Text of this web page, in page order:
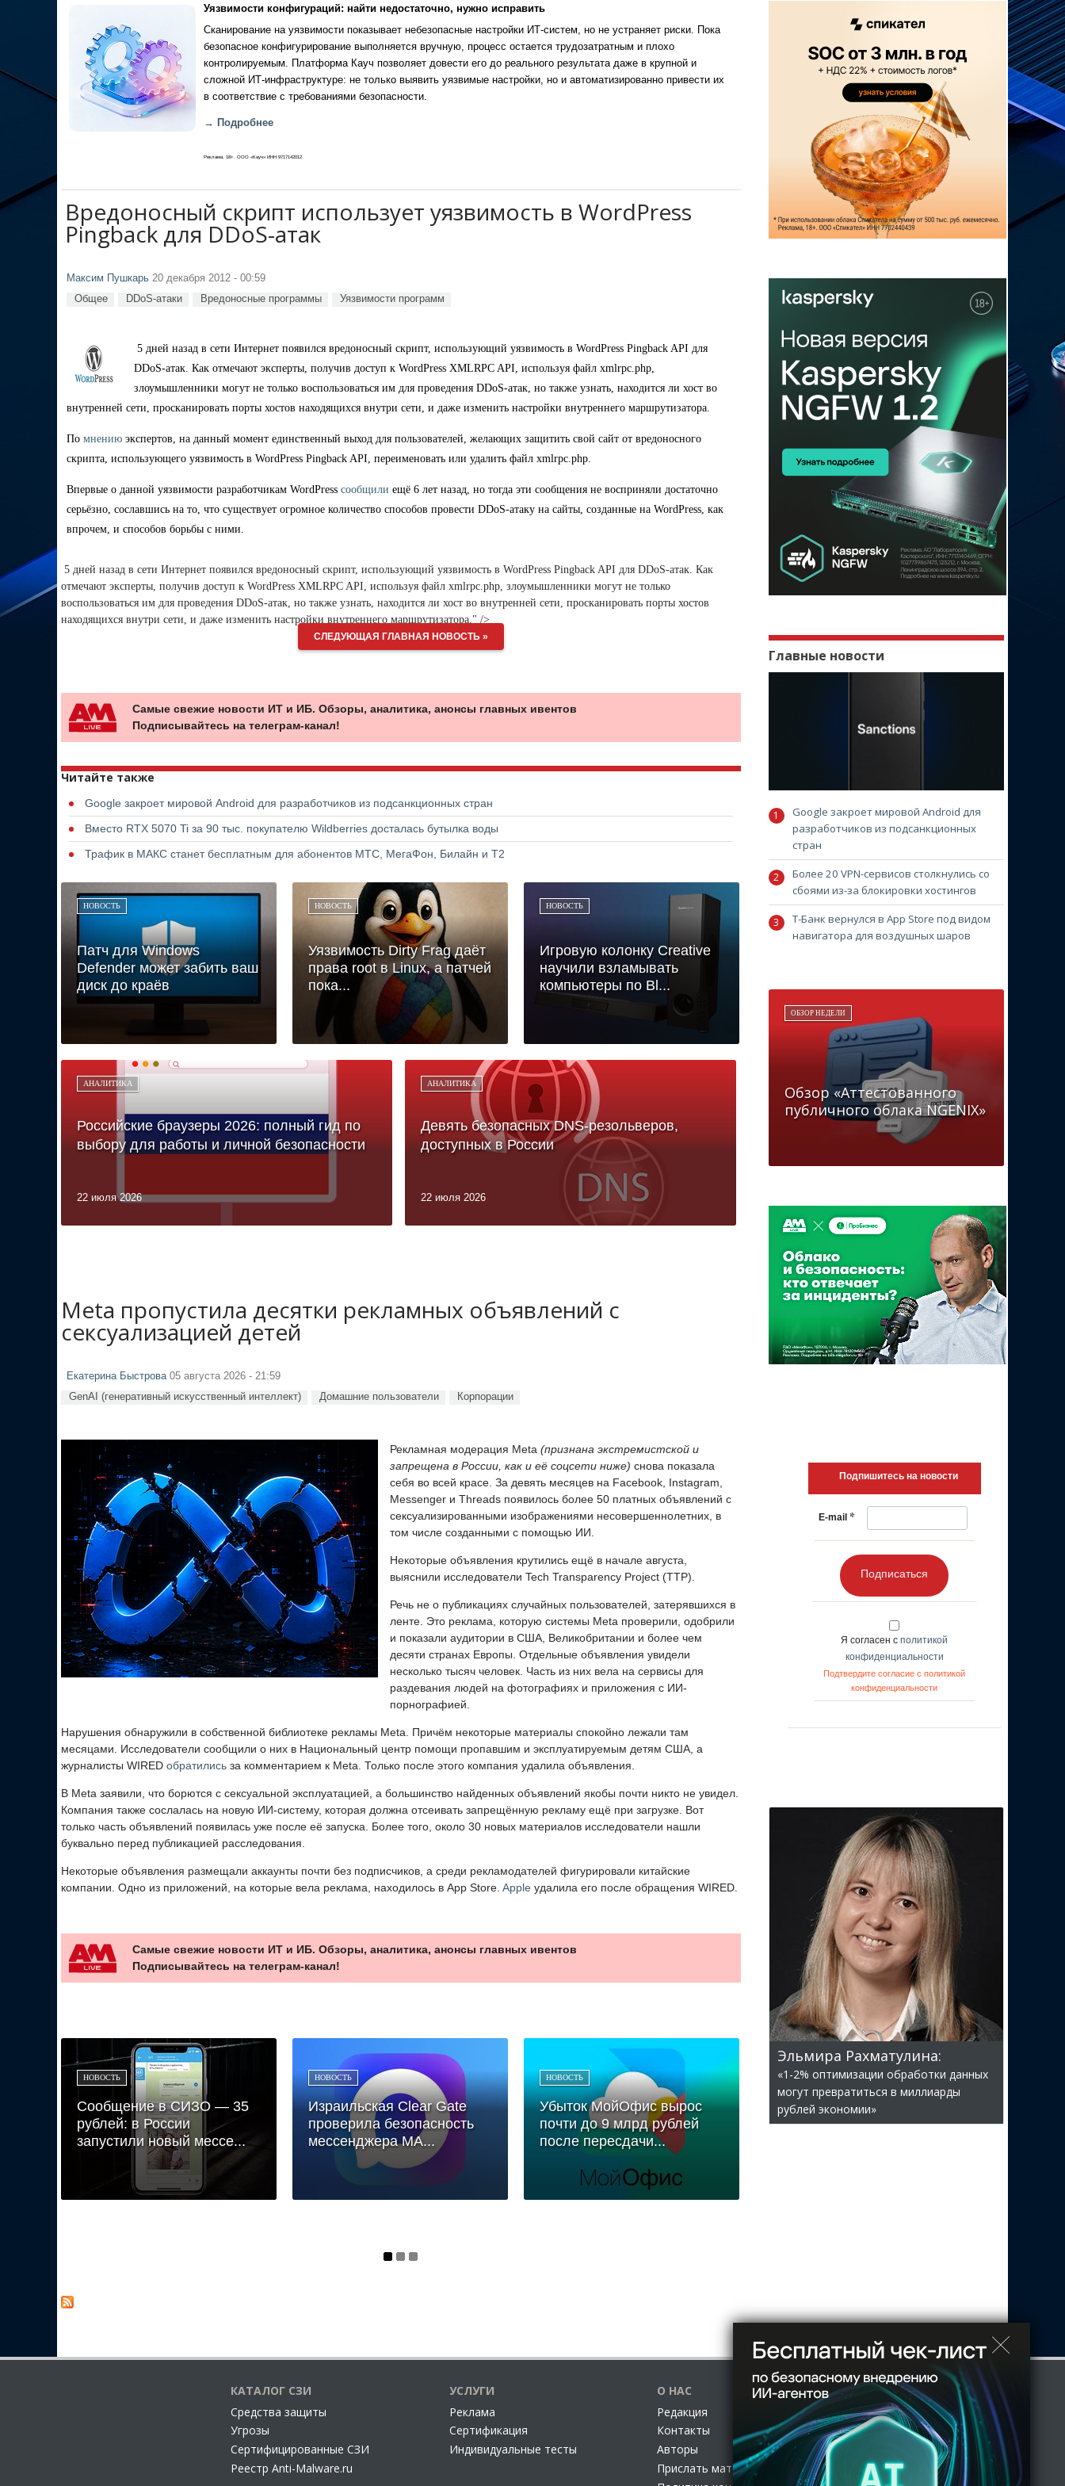
Уязвимости конфигураций: найти недостаточно, нужно исправить
Сканирование на уязвимости показывает небезопасные настройки ИТ-систем, но не устраняет риски. Пока
безопасное конфигурирование выполняется вручную, процесс остается трудозатратным и плохо
контролируемым. Платформа Кауч позволяет довести его до реального результата даже в крупной и
сложной ИТ-инфраструктуре: не только выявить уязвимые настройки, но и автоматизированно привести их
в соответствие с требованиями безопасности.
→ Подробнее
Реклама, 18+. ООО «Кауч» ИНН 9717142012
Вредоносный скрипт использует уязвимость в WordPress
Pingback для DDoS-атак
Максим Пушкарь 20 декабря 2012 - 00:59
Общее DDoS-атаки Вредоносные программы Уязвимости программ
5 дней назад в сети Интернет появился вредоносный скрипт, использующий уязвимость в WordPress Pingback API для
DDoS-атак. Как отмечают эксперты, получив доступ к WordPress XMLRPC API, используя файл xmlrpc.php,
злоумышленники могут не только воспользоваться им для проведения DDoS-атак, но также узнать, находится ли хост во
внутренней сети, просканировать порты хостов находящихся внутри сети, и даже изменить настройки внутреннего маршрутизатора.
По мнению экспертов, на данный момент единственный выход для пользователей, желающих защитить свой сайт от вредоносного
скрипта, использующего уязвимость в WordPress Pingback API, переименовать или удалить файл xmlrpc.php.
Впервые о данной уязвимости разработчикам WordPress сообщили ещё 6 лет назад, но тогда эти сообщения не восприняли достаточно
серьёзно, сославшись на то, что существует огромное количество способов провести DDoS-атаку на сайты, созданные на WordPress, как
впрочем, и способов борьбы с ними.
5 дней назад в сети Интернет появился вредоносный скрипт, использующий уязвимость в WordPress Pingback API для DDoS-атак. Как
отмечают эксперты, получив доступ к WordPress XMLRPC API, используя файл xmlrpc.php, злоумышленники могут не только
воспользоваться им для проведения DDoS-атак, но также узнать, находится ли хост во внутренней сети, просканировать порты хостов
находящихся внутри сети, и даже изменить настройки внутреннего маршрутизатора." />
СЛЕДУЮЩАЯ ГЛАВНАЯ НОВОСТЬ »
Самые свежие новости ИТ и ИБ. Обзоры, аналитика, анонсы главных ивентов
Подписывайтесь на телеграм-канал!
Читайте также
Google закроет мировой Android для разработчиков из подсанкционных стран
Вместо RTX 5070 Ti за 90 тыс. покупателю Wildberries досталась бутылка воды
Трафик в МАКС станет бесплатным для абонентов МТС, МегаФон, Билайн и Т2
НОВОСТЬ
Патч для Windows
Defender может забить ваш
диск до краёв
НОВОСТЬ
Уязвимость Dirty Frag даёт
права root в Linux, а патчей
пока...
НОВОСТЬ
Игровую колонку Creative
научили взламывать
компьютеры по Bl...
АНАЛИТИКА
Российские браузеры 2026: полный гид по
выбору для работы и личной безопасности
22 июля 2026
АНАЛИТИКА
Девять безопасных DNS-резольверов,
доступных в России
22 июля 2026
Meta пропустила десятки рекламных объявлений с
сексуализацией детей
Екатерина Быстрова 05 августа 2026 - 21:59
GenAI (генеративный искусственный интеллект) Домашние пользователи Корпорации
Рекламная модерация Meta (признана экстремистской и
запрещена в России, как и её соцсети ниже) снова показала
себя во всей красе. За девять месяцев на Facebook, Instagram,
Messenger и Threads появилось более 50 платных объявлений с
сексуализированными изображениями несовершеннолетних, в
том числе созданными с помощью ИИ.
Некоторые объявления крутились ещё в начале августа,
выяснили исследователи Tech Transparency Project (TTP).
Речь не о публикациях случайных пользователей, затерявшихся в
ленте. Это реклама, которую системы Meta проверили, одобрили
и показали аудитории в США, Великобритании и более чем
десяти странах Европы. Отдельные объявления увидели
несколько тысяч человек. Часть из них вела на сервисы для
раздевания людей на фотографиях и приложения с ИИ-
порнографией.
Нарушения обнаружили в собственной библиотеке рекламы Meta. Причём некоторые материалы спокойно лежали там
месяцами. Исследователи сообщили о них в Национальный центр помощи пропавшим и эксплуатируемым детям США, а
журналисты WIRED обратились за комментарием к Meta. Только после этого компания удалила объявления.
В Meta заявили, что борются с сексуальной эксплуатацией, а большинство найденных объявлений якобы почти никто не увидел.
Компания также сослалась на новую ИИ-систему, которая должна отсеивать запрещённую рекламу ещё при загрузке. Вот
только часть объявлений появилась уже после её запуска. Более того, около 30 новых материалов исследователи нашли
буквально перед публикацией расследования.
Некоторые объявления размещали аккаунты почти без подписчиков, а среди рекламодателей фигурировали китайские
компании. Одно из приложений, на которые вела реклама, находилось в App Store. Apple удалила его после обращения WIRED.
Самые свежие новости ИТ и ИБ. Обзоры, аналитика, анонсы главных ивентов
Подписывайтесь на телеграм-канал!
НОВОСТЬ
Сообщение в СИЗО — 35
рублей: в России
запустили новый мессе...
НОВОСТЬ
Израильская Clear Gate
проверила безопасность
мессенджера МА...
НОВОСТЬ
Убыток МойОфис вырос
почти до 9 млрд рублей
после пересдачи...
Главные новости
Google закроет мировой Android для
разработчиков из подсанкционных
стран
Более 20 VPN-сервисов столкнулись со
сбоями из-за блокировки хостингов
Т-Банк вернулся в App Store под видом
навигатора для воздушных шаров
ОБЗОР НЕДЕЛИ
Обзор «Аттестованного
публичного облака NGENIX»
Подпишитесь на новости
E-mail *
Подписаться
Я согласен с политикой
конфиденциальности
Подтвердите согласие с политикой
конфиденциальности
Эльмира Рахматулина:
«1-2% оптимизации обработки данных
могут превратиться в миллиарды
рублей экономии»
КАТАЛОГ СЗИ
Cредства защиты
Угрозы
Сертифицированные СЗИ
Реестр Anti-Malware.ru
УСЛУГИ
Реклама
Сертификация
Индивидуальные тесты
О НАС
Редакция
Контакты
Авторы
Прислать материал